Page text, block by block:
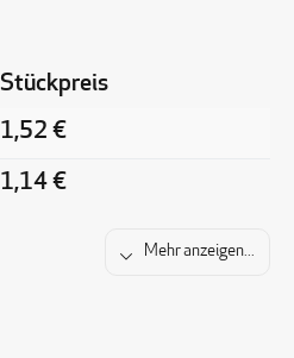
Stückpreis
1,52 €
1,14 €
Mehr anzeigen...